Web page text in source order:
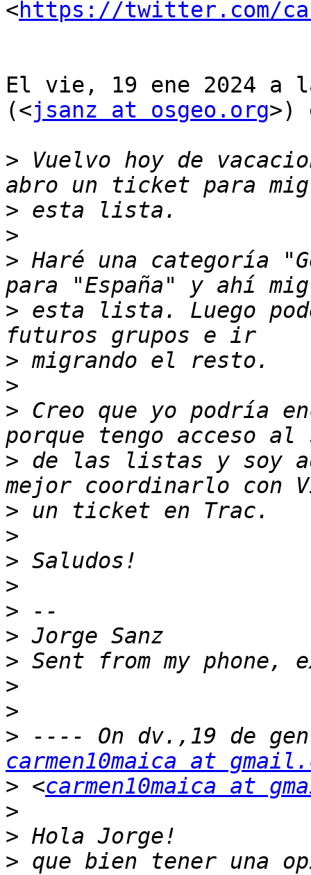
<https://twitter.com/
El vie, 19 ene 2024 a
(<jsanz at osgeo.org>)
> Vuelvo hoy de
>
>
> Haré una categoría
> esta lista. Luego
>
>
> Creo que yo podría
> de las listas y soy
>
>
>
>
>
>
>
>
>
>
carmen10maica at
> <carmen10maica at
>
>
> que bien tener una